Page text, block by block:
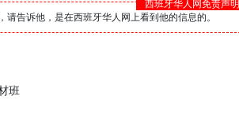
西班牙华人网免责声明
告诉他，是在西班牙华人网上看到他的信息的。
班